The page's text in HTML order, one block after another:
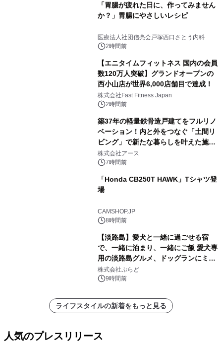
「胃腸が疲れた日に、作ってみません
か？」胃腸にやさしいレシピ
医療法人社団信亮会戸塚西口さとう内科
2時間前
【エニタイムフィットネス 国内の会員
数120万人突破】グランドオープンの
西小山店が世界6,000店舗目で達成！
株式会社Fast Fitness Japan
2時間前
築37年の軽量鉄骨造戸建てをフルリノ
ベーション！内と外をつなぐ「土間リ
ビング」で新たな暮らしを叶えた施工
事例を株式会社アースが公開
株式会社アース
7時間前
「Honda CB250T HAWK」Tシャツ登
場
CAMSHOP.JP
8時間前
【淡路島】愛犬と一緒に過ごせる宿
で、一緒に泊まり、一緒にご飯 愛犬専
用の淡路島グルメ、ドッグランにミニ
プール グランピングとトレーラーハウ
スの2施設で
株式会社ぷらど
9時間前
ライフスタイルの新着をもっと見る
人気のプレスリリース